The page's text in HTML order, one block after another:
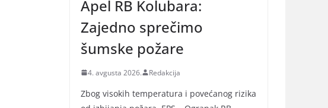
Apel RB Kolubara:
Zajedno sprečimo
šumske požare
4. avgusta 2026. Redakcija
Zbog visokih temperatura i povećanog rizika